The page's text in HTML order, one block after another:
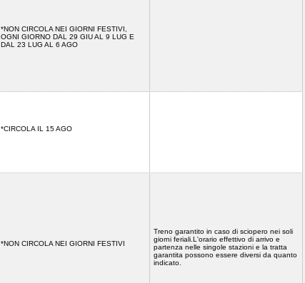
*NON CIRCOLA NEI GIORNI FESTIVI,
OGNI GIORNO DAL 29 GIU AL 9 LUG E
DAL 23 LUG AL 6 AGO
*CIRCOLA IL 15 AGO
*NON CIRCOLA NEI GIORNI FESTIVI
Treno garantito in caso di sciopero nei soli
giorni feriali.L'orario effettivo di arrivo e
partenza nelle singole stazioni e la tratta
garantita possono essere diversi da quanto
indicato.